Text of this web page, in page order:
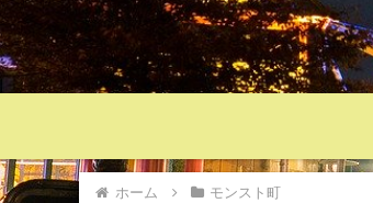
ホーム モンスト町